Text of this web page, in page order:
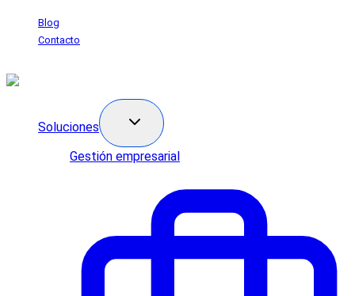
SaltarBlog
Contacto
Soluciones
Gestión empresarial